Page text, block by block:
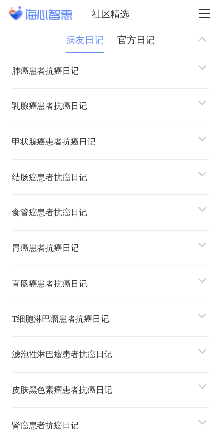
社区精选
病友日记 官方日记
肺癌患者抗癌日记
乳腺癌患者抗癌日记
甲状腺癌患者抗癌日记
结肠癌患者抗癌日记
⻝管癌患者抗癌日记
胃癌患者抗癌日记
直肠癌患者抗癌日记
T细胞淋巴瘤患者抗癌日记
滤泡性淋巴瘤患者抗癌日记
⽪肤⿊⾊素瘤患者抗癌日记
肾癌患者抗癌日记